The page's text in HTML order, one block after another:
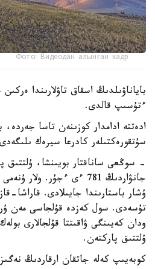
Фото: Видеодан алынған кадр
باياناۋىلدىڭ اسقاق تاۋلارىندا
ءتۇسىپ قالدى.
ادەتتە ادامدار كوزىنەن تاسا جەردە،
سۇتقورەكتىلەر كادرعا سيرەك
- سوڭعى ساناقتار بويىنشا، ۇلتتىق
جانۋاردىڭ 781 ءى ءجۇر.
ۇشار باستارىندا جايىلادى. قاراشا-
تۇسەدى. سول كەزدە قۇلجاسى مەن
ودان كەيىنگى ۋاقىتتا قۇلجالارى
ۇلتتىق پاركتەن.
كوبەيىپ كەلە جاتقان ارقاردىڭ